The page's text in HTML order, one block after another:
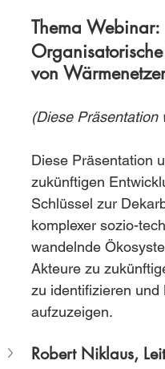
Thema Webinar:
von
(Diese Präsentation
Diese Präsentation
zukünftigen
Schlüssel zur
komplexer sozio-
wandelnde
Akteure zu
zu identifizieren und
aufzuzeigen.
Robert Niklaus,